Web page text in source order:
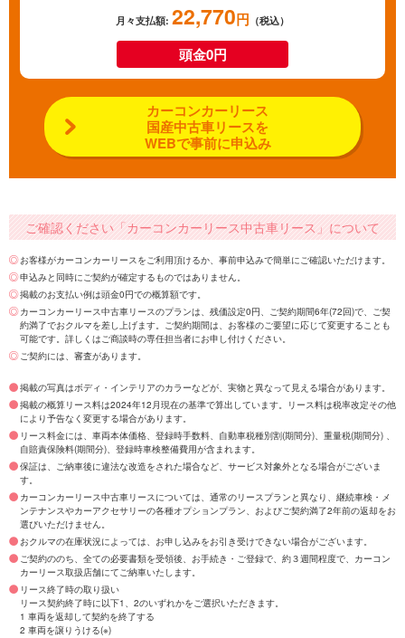
月々支払額: 22,770円 （税込）
頭金0円
カーコンカーリース
国産中古車リースを
WEBで事前に申込み
ご確認ください「カーコンカーリース中古車リース」について
お客様がカーコンカーリースをご利用頂けるか、事前申込みで簡単にご確認いただけます。
申込みと同時にご契約が確定するものではありません。
掲載のお支払い例は頭金0円での概算額です。
カーコンカーリース中古車リースのプランは、残価設定0円、ご契約期間6年(72回)で、ご契
約満了でおクルマを差し上げます。ご契約期間は、お客様のご要望に応じて変更することも
可能です。詳しくはご商談時の専任担当者にお申し付けください。
ご契約には、審査があります。
掲載の写真はボディ・インテリアのカラーなどが、実物と異なって見える場合があります。
掲載の概算リース料は2024年12月現在の基準で算出しています。リース料は税率改定その他
により予告なく変更する場合があります。
リース料金には、車両本体価格、登録時手数料、自動車税種別割(期間分)、重量税(期間分) 、
自賠責保険料(期間分)、登録時車検整備費用が含まれます。
保証は、ご納車後に違法な改造をされた場合など、サービス対象外となる場合がございま
す。
カーコンカーリース中古車リースについては、通常のリースプランと異なり、継続車検・メ
ンテナンスやカーアクセサリーの各種オプションプラン、およびご契約満了2年前の返却をお
選びいただけません。
おクルマの在庫状況によっては、お申し込みをお引き受けできない場合がございます。
ご契約ののち、全ての必要書類を受領後、お手続き・ご登録で、約３週間程度で、カーコン
カーリース取扱店舗にてご納車いたします。
リース終了時の取り扱い
リース契約終了時に以下1、2のいずれかをご選択いただきます。
1 車両を返却して契約を終了する
2 車両を譲りうける(※)